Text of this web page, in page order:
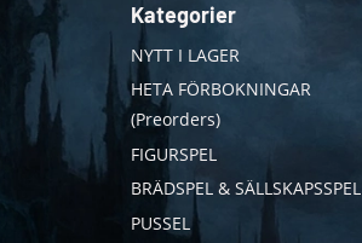
Kategorier
NYTT I LAGER
HETA FÖRBOKNINGAR
(Preorders)
FIGURSPEL
BRÄDSPEL & SÄLLSKAPSSPEL
PUSSEL